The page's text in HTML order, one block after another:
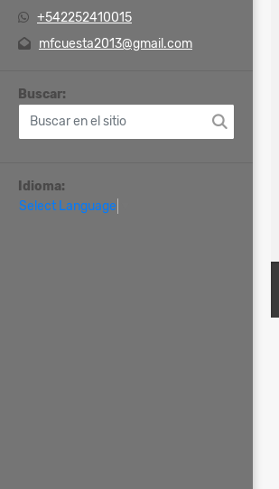
+542252410015
mfcuesta2013@gmail.com
Buscar:
Idioma:
Select Language